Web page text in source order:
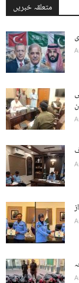
متعلقہ خبریں